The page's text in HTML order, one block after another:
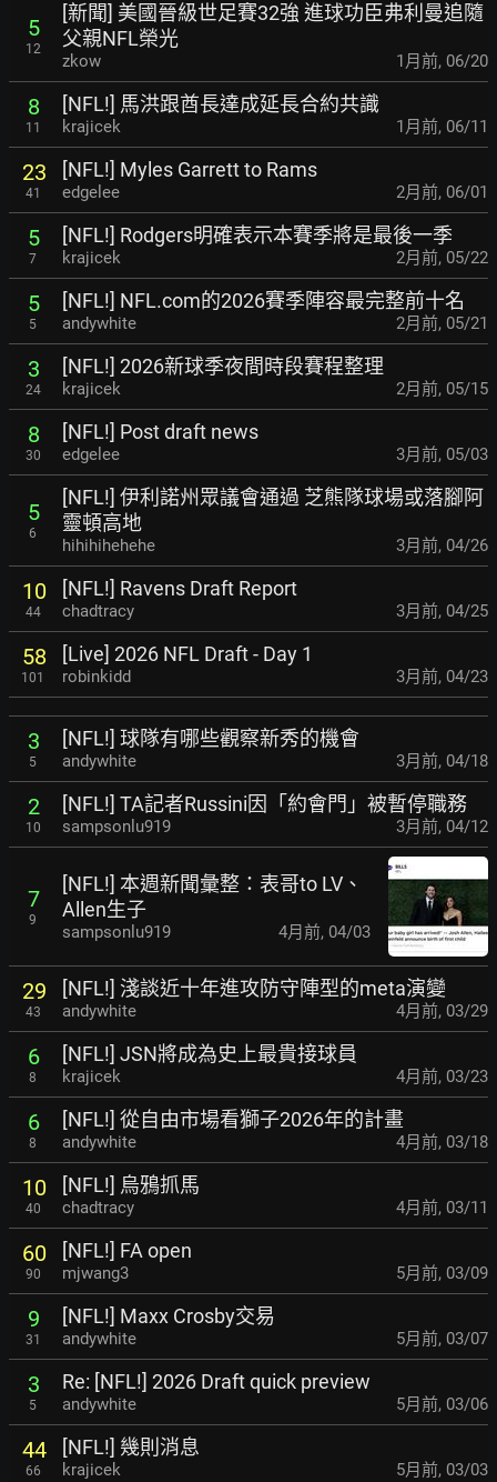
5
12
[新聞] 美國晉級世足賽32強 進球功臣弗利曼追隨
父親NFL榮光
zkow 1月前, 06/20
8
11
[NFL!] 馬洪跟酋長達成延長合約共識
krajicek 1月前, 06/11
23
41
[NFL!] Myles Garrett to Rams
edgelee 2月前, 06/01
5
7
[NFL!] Rodgers明確表示本賽季將是最後一季
krajicek 2月前, 05/22
5
5
[NFL!] NFL.com的2026賽季陣容最完整前十名
andywhite 2月前, 05/21
3
24
[NFL!] 2026新球季夜間時段賽程整理
krajicek 2月前, 05/15
8
30
[NFL!] Post draft news
edgelee 3月前, 05/03
5
6
[NFL!] 伊利諾州眾議會通過 芝熊隊球場或落腳阿
靈頓高地
hihihihehehe 3月前, 04/26
10
44
[NFL!] Ravens Draft Report
chadtracy 3月前, 04/25
58
101
[Live] 2026 NFL Draft - Day 1
robinkidd 3月前, 04/23
3
5
[NFL!] 球隊有哪些觀察新秀的機會
andywhite 3月前, 04/18
2
10
[NFL!] TA記者Russini因「約會門」被暫停職務
sampsonlu919 3月前, 04/12
7
9
[NFL!] 本週新聞彙整：表哥to LV、
Allen生子
sampsonlu919 4月前, 04/03
29
43
[NFL!] 淺談近十年進攻防守陣型的meta演變
andywhite 4月前, 03/29
6
8
[NFL!] JSN將成為史上最貴接球員
krajicek 4月前, 03/23
6
8
[NFL!] 從自由市場看獅子2026年的計畫
andywhite 4月前, 03/18
10
40
[NFL!] 烏鴉抓馬
chadtracy 4月前, 03/11
60
90
[NFL!] FA open
mjwang3 5月前, 03/09
9
31
[NFL!] Maxx Crosby交易
andywhite 5月前, 03/07
3
5
Re: [NFL!] 2026 Draft quick preview
andywhite 5月前, 03/06
44
66
[NFL!] 幾則消息
krajicek 5月前, 03/03